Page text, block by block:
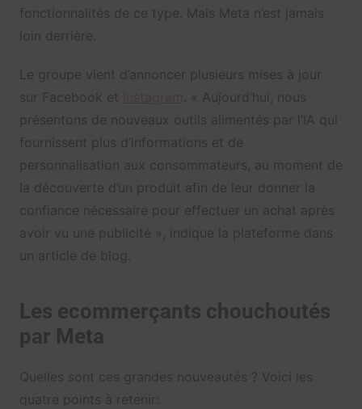
fonctionnalités de ce type. Mais Meta n’est jamais
loin derrière.
Le groupe vient d’annoncer plusieurs mises à jour
sur Facebook et
. « Aujourd’hui, nous
présentons de nouveaux outils alimentés par l’IA qui
fournissent plus d’informations et de
personnalisation aux consommateurs, au moment de
la découverte d’un produit afin de leur donner la
confiance nécessaire pour effectuer un achat après
avoir vu une publicité », indique la plateforme dans
un article de blog.
Les ecommerçants chouchoutés
par Meta
Quelles sont ces grandes nouveautés ? Voici les
quatre points à retenir: